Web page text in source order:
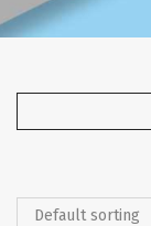
Default sorting